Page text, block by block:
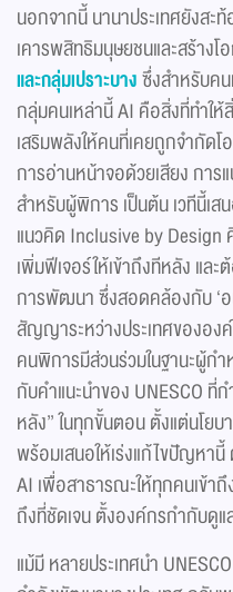
นอกจากนี้ นานาประเทศยังสะ
เคารพสิทธิมนุษยชนและสร้าง
และกลุ่มเปราะบางซึ่งสำหรับค
กลุ่มคนเหล่านี้ AI คือสิ่งที่ทำให้สิ่
เสริมพลังให้คนที่เคยถูกจำกัด
การอ่านหน้าจอด้วยเสียง การ
สำหรับผู้พิการ เป็นต้น เวทีนี้เ
แนวคิด Inclusive by Design
เพิ่มฟีเจอร์ให้เข้าถึงทีหลัง แล
การพัฒนา ซึ่งสอดคล้องกับ ‘
สัญญาระหว่างประเทศขององ
คนพิการมีส่วนร่วมในฐานะผู้กำ
กับคำแนะนำของ UNESCO ที่
หลัง” ในทุกขั้นตอน ตั้งแต่นโย
พร้อมเสนอให้เร่งแก้ไขปัญหา
AI เพื่อสาธารณะให้ทุกคนเข้า
ถึงที่ชัดเจน ตั้งองค์กรกำกับดู
แม้มี หลายประเทศนำ